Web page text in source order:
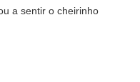
a sentir o cheirinho